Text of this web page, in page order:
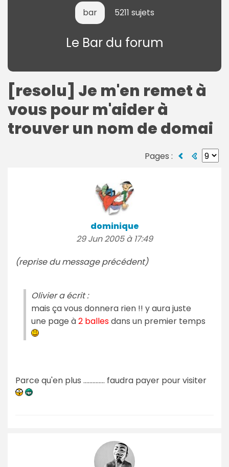
bar 5211 sujets
Le Bar du forum
[resolu] Je m'en remet à
vous pour m'aider à
trouver un nom de domai
Pages :
dominique
29 Jun 2005 à 17:49
(reprise du message précédent)
Olivier a écrit :
mais ça vous donnera rien !! y aura juste
une page à2 ballesdans un premier temps
Parce qu'en plus .............. faudra payer pour visiter